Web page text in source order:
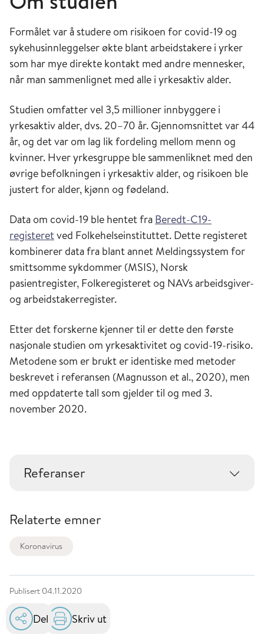
Formålet var å studere om risikoen for covid-19 og
sykehusinnleggelser økte blant arbeidstakere i yrker
som har mye direkte kontakt med andre mennesker,
når man sammenlignet med alle i yrkesaktiv alder.
Studien omfatter vel 3,5 millioner innbyggere i
yrkesaktiv alder, dvs. 20–70 år. Gjennomsnittet var 44
år, og det var om lag lik fordeling mellom menn og
kvinner. Hver yrkesgruppe ble sammenliknet med den
øvrige befolkningen i yrkesaktiv alder, og risikoen ble
justert for alder, kjønn og fødeland.
Data om covid-19 ble hentet fra Beredt-C19-
registeretved Folkehelseinstituttet. Dette registeret
kombinerer data fra blant annet Meldingssystem for
smittsomme sykdommer (MSIS), Norsk
pasientregister, Folkeregisteret og NAVs arbeidsgiver-
og arbeidstakerregister.
Etter det forskerne kjenner til er dette den første
nasjonale studien om yrkesaktivitet og covid-19-risiko.
Metodene som er brukt er identiske med metoder
beskrevet i referansen (Magnusson et al., 2020), men
med oppdaterte tall som gjelder til og med 3.
november 2020.
Referanser
Relaterte emner
Koronavirus
Publisert 04.11.2020
Del Skriv ut